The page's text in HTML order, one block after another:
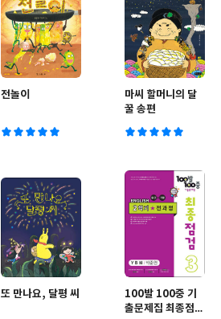
전놀이
마씨 할머니의 달
꿀 송편
또 만나요, 달평 씨
100발 100중 기
출문제집 최종점검